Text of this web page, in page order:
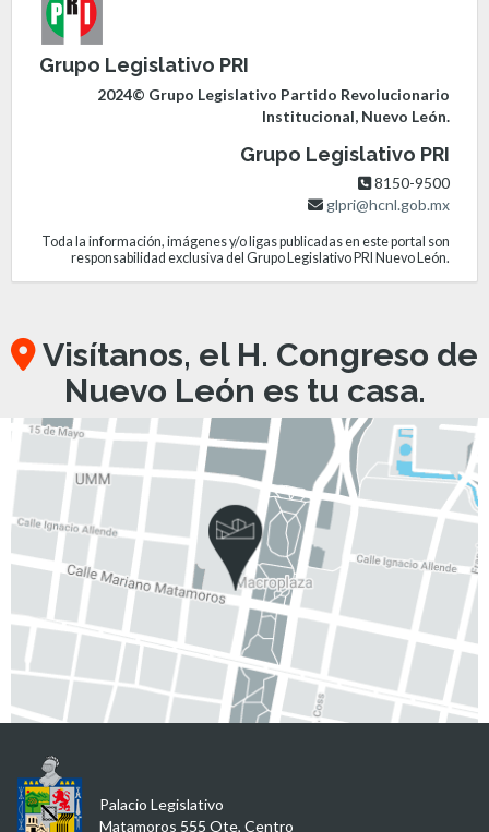
Grupo Legislativo PRI
2024© Grupo Legislativo Partido Revolucionario
Institucional, Nuevo León.
Grupo Legislativo PRI
8150-9500
glpri@hcnl.gob.mx
Toda la información, imágenes y/o ligas publicadas en este portal son
responsabilidad exclusiva del Grupo Legislativo PRI Nuevo León.
Visítanos, el H. Congreso de
Nuevo León es tu casa.
Palacio Legislativo
Matamoros 555 Ote, Centro